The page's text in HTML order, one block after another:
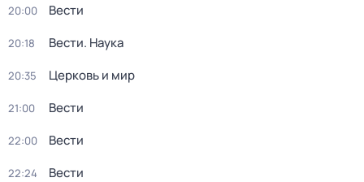
20:00 Вести
20:18 Вести. Наука
20:35 Церковь и мир
21:00 Вести
22:00 Вести
22:24 Вести